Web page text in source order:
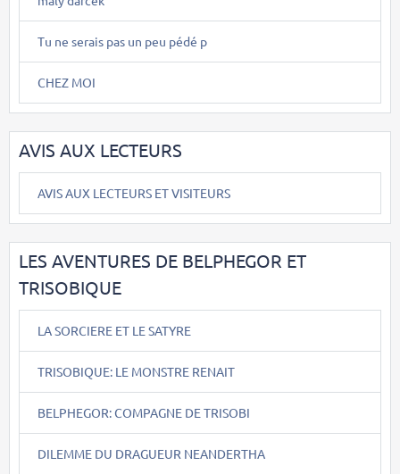
Tu ne serais pas un peu pédé p
CHEZ MOI
AVIS AUX LECTEURS
AVIS AUX LECTEURS ET VISITEURS
LES AVENTURES DE BELPHEGOR ET
TRISOBIQUE
LA SORCIERE ET LE SATYRE
TRISOBIQUE: LE MONSTRE RENAIT
BELPHEGOR: COMPAGNE DE TRISOBI
DILEMME DU DRAGUEUR NEANDERTHA